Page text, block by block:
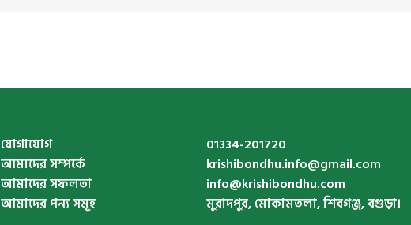
যোগাযোগ
আমাদের সম্পর্কে
আমাদের সফলতা
আমাদের পন্য সমূহ
01334-201720
krishibondhu.info@gmail.com
info@krishibondhu.com
মুরাদপুর, মোকামতলা, শিবগঞ্জ, বগুড়া।